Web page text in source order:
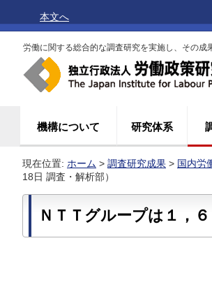
本文へ
労働に関する総合的な調査研究を実施し、その成
機構について 研究体系
現在位置: ホーム > 調査研究成果 > 国内労
18日 調査・解析部）
ＮＴＴグループは１，